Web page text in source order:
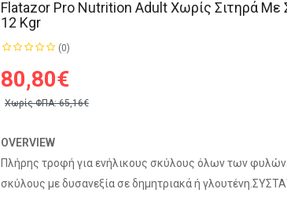
Flatazor Pro Nutrition Adult Χωρίς Σιτηρά Με
12 Kgr
(0)
80,80€
Χωρίς ΦΠΑ:65,16€
OVERVIEW
Πλήρης τροφή για ενήλικους σκύλους όλων των
σκύλους με δυσανεξία σε δημητριακά ή